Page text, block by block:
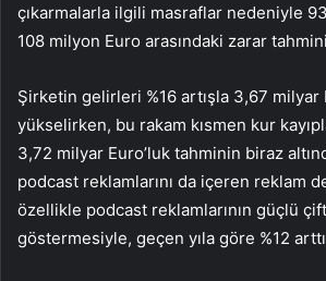
çıkarmalarla ilgili masraflar nedeniyle
108 milyon Euro arasındaki zarar
Şirketin gelirleri %16 artışla 3,67 milyar
yükselirken, bu rakam kısmen kur
3,72 milyar Euro’luk tahminin biraz
podcast reklamlarını da içeren reklam
özellikle podcast reklamlarının güçlü
göstermesiyle, geçen yıla göre %12